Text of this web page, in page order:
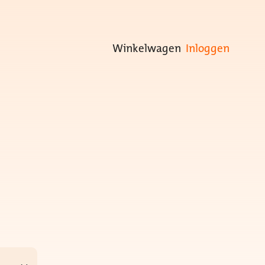
Winkelwagen Inloggen